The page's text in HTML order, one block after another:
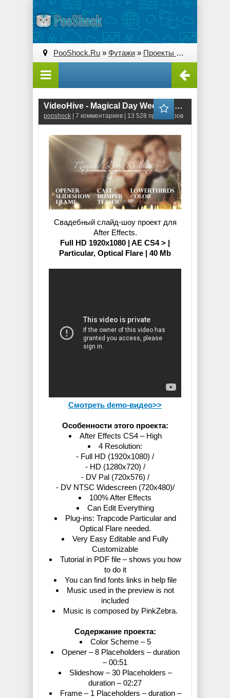
PooShock.Ru » Футажи » Проекты After Effects
VideoHive - Magical Day Weddings Pack (AE Project)
pooshock | 7 комментариев | 13 528 просмотров
Свадебный слайд-шоу проект для
After Effects.
Full HD 1920x1080 | AE CS4 > |
Particular, Optical Flare | 40 Mb
Смотреть demo-видео>>
Особенности этого проекта:
After Effects CS4 – High
4 Resolution:
- Full HD (1920x1080) /
- HD (1280x720) /
- DV Pal (720x576) /
- DV NTSC Widescreen (720x480)/
100% After Effects
Can Edit Everything
Plug-ins: Trapcode Particular and
Optical Flare needed.
Very Easy Editable and Fully
Customizable
Tutorial in PDF file – shows you how
to do it
You can find fonts links in help file
Music used in the preview is not
included
Music is composed by PinkZebra.
Содержание проекта:
Color Scheme – 5
Opener – 8 Placeholders – duration
– 00:51
Slideshow – 30 Placeholders –
duration – 02:27
Frame – 1 Placeholders – duration –